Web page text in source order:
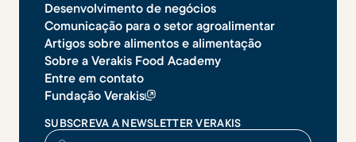
Desenvolvimento de negócios
Comunicação para o setor agroalimentar
Artigos sobre alimentos e alimentação
Sobre a Verakis Food Academy
Entre em contato
Fundação Verakis
SUBSCREVA A NEWSLETTER VERAKIS
O seu nome